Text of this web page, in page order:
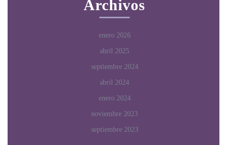
Archivos
enero 2026
abril 2025
septiembre 2024
abril 2024
enero 2024
noviembre 2023
septiembre 2023